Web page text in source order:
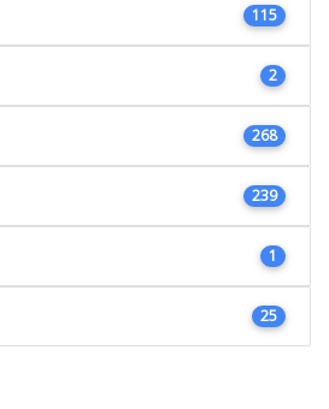
115
2
268
239
1
25